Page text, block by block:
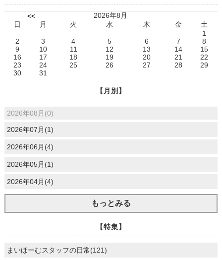
<<
2026年8月
日
月 火 水 木 金
土
1
2
3 4 5 6 7
8
9
10 11 12 13 14
15
16
17 18 19 20 21
22
23
24 25 26 27 28
29
30
31
【月別】
2026年08月(0)
2026年07月(1)
2026年06月(4)
2026年05月(1)
2026年04月(4)
もっとみる
【特集】
まいほーむスタッフの日常(121)